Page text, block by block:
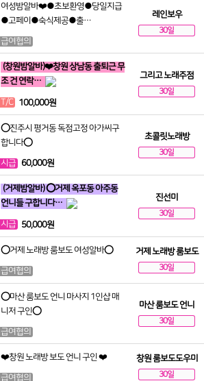
여성밤알바❤️●초보환영●당일지급
●고페이●숙식제공●출…
급여협의
레인보우
30일
(창원밤알바)❤️창원 상남동 출퇴근 무
조 건 연락…
T/C 100,000원
그리고 노래주점
30일
⭕진주시 평거동 독점고정 아가씨구
합니다⭕
시급 60,000원
초콜릿노래방
30일
(거제밤알바) ⭕거제 옥포동 아주동
언니들 구합니다…
시급 50,000원
진선미
30일
⭕거제 노래방 룸보도 여성알바⭕
급여협의
거제 노래방 룸보도
30일
⭕마산 룸보도 언니 마사지 1인샵 매
니저 구인⭕
급여협의
마산 룸보도 언니
30일
❤️창원 노래방 보도 언니 구인 ❤️
급여협의
창원 룸보도도우미
30일